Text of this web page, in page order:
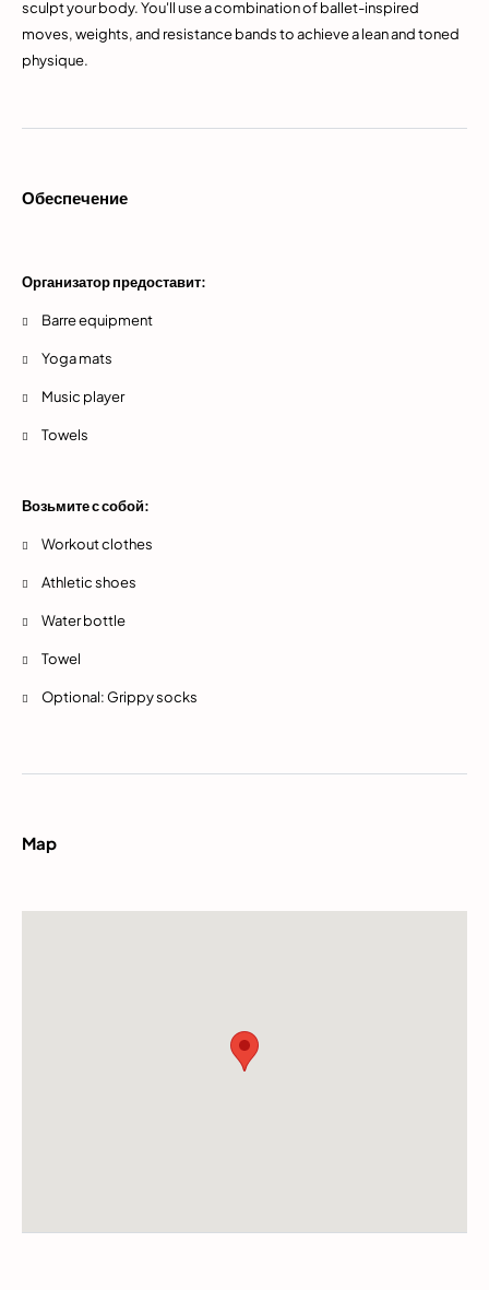
sculpt your body. You'll use a combination of ballet-inspired
moves, weights, and resistance bands to achieve a lean and toned
physique.
Обеспечение
Организатор предоставит:
Barre equipment
Yoga mats
Music player
Towels
Возьмите с собой:
Workout clothes
Athletic shoes
Water bottle
Towel
Optional: Grippy socks
Map